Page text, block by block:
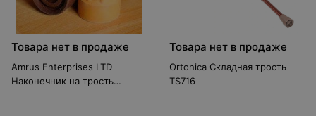
Товара нет в продаже
Amrus Enterprises LTD
Наконечник на трость
Товара нет в продаже
Ortonica Складная трость
TS716